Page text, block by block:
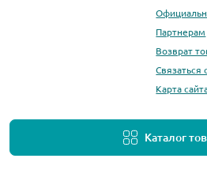
Партнерам
Возврат
Связаться
Карта
Каталог